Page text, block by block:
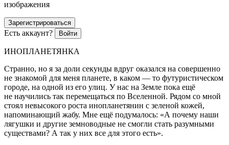
изображения
Зарегистрироваться
Есть аккаунт? Войти
ИНОПЛАНЕТЯНКА
Странно, но я за доли секунды вдруг оказался на совершенно
не знакомой для меня планете, в каком — то футуристическом
городе, на одной из его улиц. У нас на Земле пока ещё
не научились так перемещаться по Вселенной. Рядом со мной
стоял невысокого роста инопланетянин с зеленой кожей,
напоминающий жабу. Мне ещё подумалось: «А почему наши
лягушки и другие земноводные не смогли стать разумными
существами? А так у них все для этого есть».